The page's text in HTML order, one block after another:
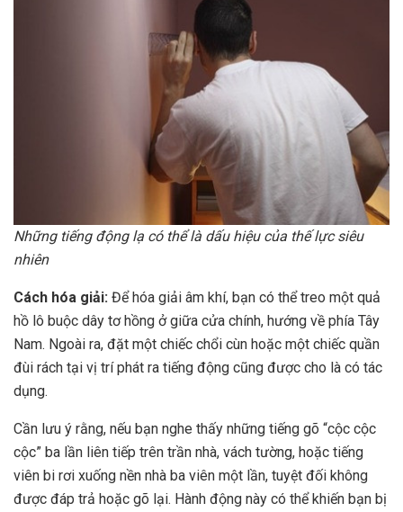
Những tiếng động lạ có thể là dấu hiệu của thế lực siêu
nhiên
Cách hóa giải: Để hóa giải âm khí, bạn có thể treo một quả
hồ lô buộc dây tơ hồng ở giữa cửa chính, hướng về phía Tây
Nam. Ngoài ra, đặt một chiếc chổi cùn hoặc một chiếc quần
đùi rách tại vị trí phát ra tiếng động cũng được cho là có tác
dụng.
Cần lưu ý rằng, nếu bạn nghe thấy những tiếng gõ “cộc cộc
cộc” ba lần liên tiếp trên trần nhà, vách tường, hoặc tiếng
viên bi rơi xuống nền nhà ba viên một lần, tuyệt đối không
được đáp trả hoặc gõ lại. Hành động này có thể khiến bạn bị